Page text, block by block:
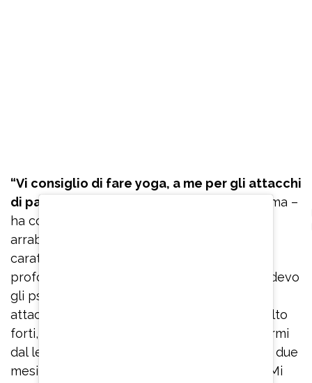
“Vi consiglio di fare yoga, a me per gli attacchi
di panico
è servito veramente tanto, mi calma –
ha confidato – Se ho paura o inizio ad
arrabbiarmi per qualcosa perché ho un
caratterino non molto facile, inspiro
profondamente. Quando stavo male e prendevo
gli psicofarmaci, quando mi arrivavano gli
attacchi di panico che erano veramente molto
forti, ero immobilizzata, non riuscivo ad alzarmi
dal letto e ad uscire dalla stanza. Sono stata due
mesi rinchiusa in casa, con le tende chiuse. Mi